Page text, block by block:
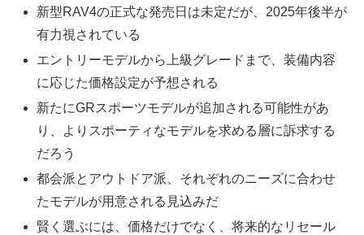
新型RAV4の正式な発売日は未定だが、2025年後半が
有力視されている
エントリーモデルから上級グレードまで、装備内容
に応じた価格設定が予想される
新たにGRスポーツモデルが追加される可能性があ
り、よりスポーティなモデルを求める層に訴求する
だろう
都会派とアウトドア派、それぞれのニーズに合わせ
たモデルが用意される見込みだ
賢く選ぶには、価格だけでなく、将来的なリセール